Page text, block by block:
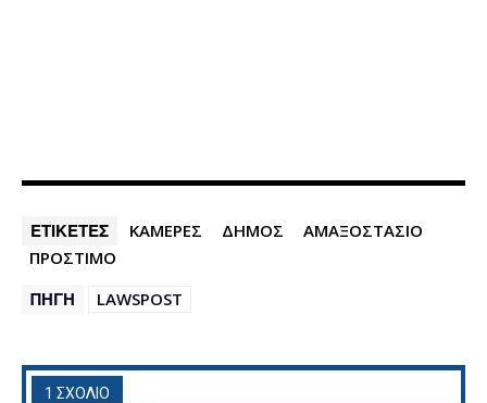
ΕΤΙΚΕΤΕΣ ΚΑΜΕΡΕΣ ΔΗΜΟΣ
ΑΜΑΞΟΣΤΑΣΙΟ
ΠΡΟΣΤΙΜΟ
ΠΗΓΗ LAWSPOST
1 ΣΧΟΛΙΟ